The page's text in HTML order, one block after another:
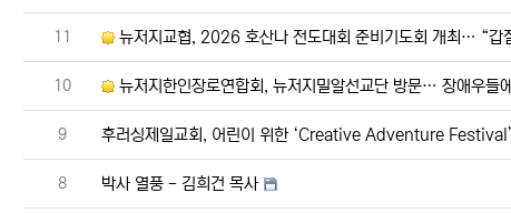
번호
11 뉴저지교협, 2026 호산나 전도대회 준비기도회 개최… “갑
번호
10 뉴저지한인장로연합회, 뉴저지밀알선교단 방문… 장애우들
번호
9
번호
8 박사 열풍 - 김희건 목사